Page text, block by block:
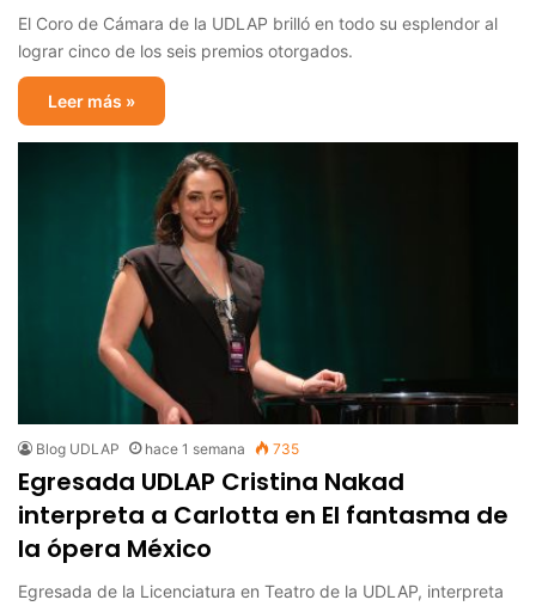
El Coro de Cámara de la UDLAP brilló en todo su esplendor al
lograr cinco de los seis premios otorgados.
Leer más »
Blog UDLAP hace 1 semana 735
Egresada UDLAP Cristina Nakad
interpreta a Carlotta en El fantasma de
la ópera México
Egresada de la Licenciatura en Teatro de la UDLAP, interpreta